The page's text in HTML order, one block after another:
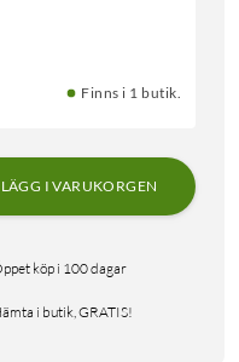
Finns i 1 butik.
LÄGG I VARUKORGEN
köp i 100 dagar
i butik, GRATIS!